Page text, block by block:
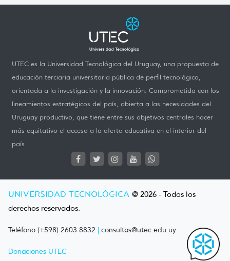
UTEC es la Universidad Tecnológica del Uruguay, una propuesta de
educación terciaria universitaria pública de perfil tecnológico,
orientada a la investigación y la innovación. Comprometida con los
lineamientos estratégicos del país, abierta a las necesidades del
Uruguay productivo, que tiene entre sus objetivos centrales hacer
más equitativo el acceso a la oferta educativa en el interior del
país.
UNIVERSIDAD TECNOLÓGICA @ 2026 - Todos los
derechos reservados.
Teléfono (+598) 2603 8832 | consultas@utec.edu.uy
Donaciones UTEC